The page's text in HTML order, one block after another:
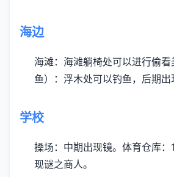
海边
海滩：海滩躺椅处可以进行偷看
鱼）：浮木处可以钓鱼，后期出
学校
操场：中期出现镜。 体育仓库：
现谜之商人。